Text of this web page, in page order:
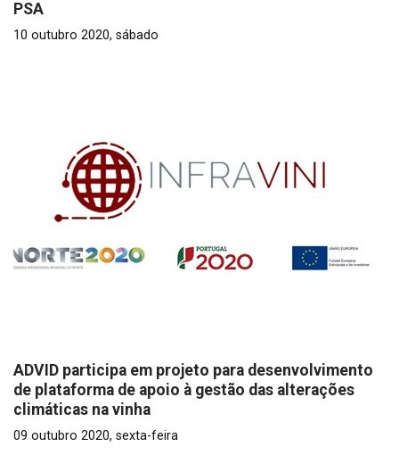
PSA
10 outubro 2020, sábado
ADVID participa em projeto para desenvolvimento
de plataforma de apoio à gestão das alterações
climáticas na vinha
09 outubro 2020, sexta-feira